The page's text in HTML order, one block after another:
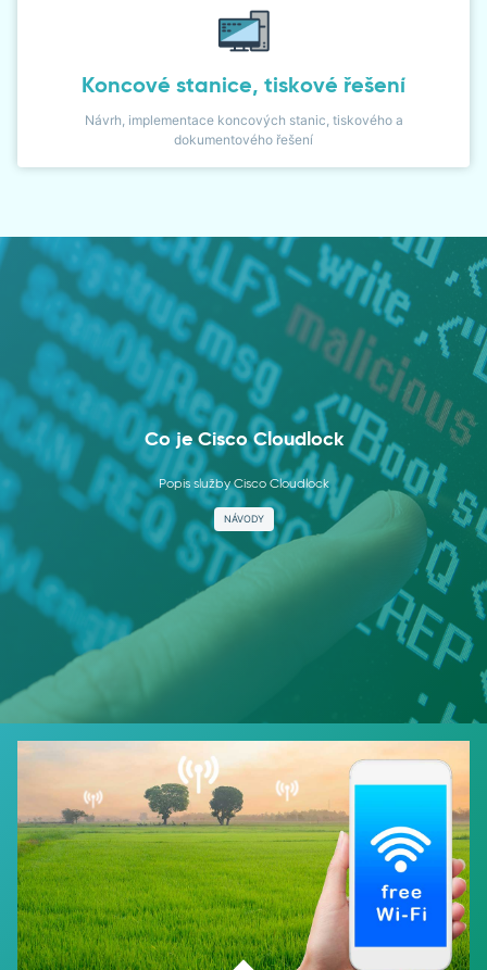
Koncové stanice, tiskové řešení
Návrh, implementace koncových stanic, tiskového a
dokumentového řešení
Co je Cisco Cloudlock
Popis služby Cisco Cloudlock
NÁVODY